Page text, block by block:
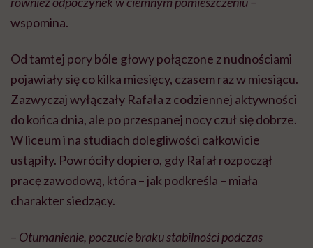
wspomina.
Od tamtej pory bóle głowy połączone z nudnościami
pojawiały się co kilka miesięcy, czasem raz w miesiącu.
Zazwyczaj wyłączały Rafała z codziennej aktywności
do końca dnia, ale po przespanej nocy czuł się dobrze.
W liceum i na studiach dolegliwości całkowicie
ustąpiły. Powróciły dopiero, gdy Rafał rozpoczął
pracę zawodową, która – jak podkreśla – miała
charakter siedzący.
– Otumanienie, poczucie braku stabilności podczas